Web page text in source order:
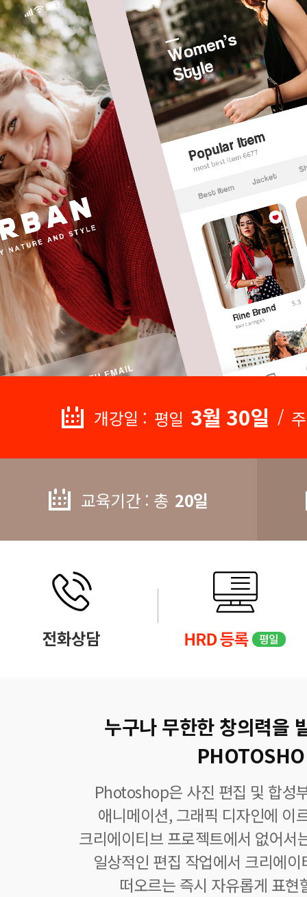
개강일 : 평일 3월 30일 /
교육기간 : 총 20일
누구나 무한한 창의력을
Photoshop은 사진 편집 및 합성
애니메이션, 그래픽 디자인에 이
크리에이티브 프로젝트에서 없어서
일상적인 편집 작업에서 크리에
떠오르는 즉시 자유롭게 표현